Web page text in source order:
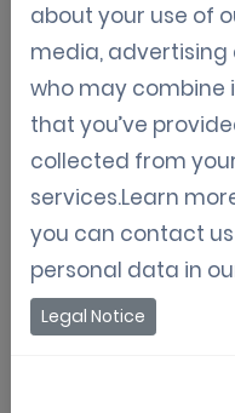
about your use of
media,
who may combine
that you’ve
collected from
services.Learn
you can contact
personal data in
Legal Notice